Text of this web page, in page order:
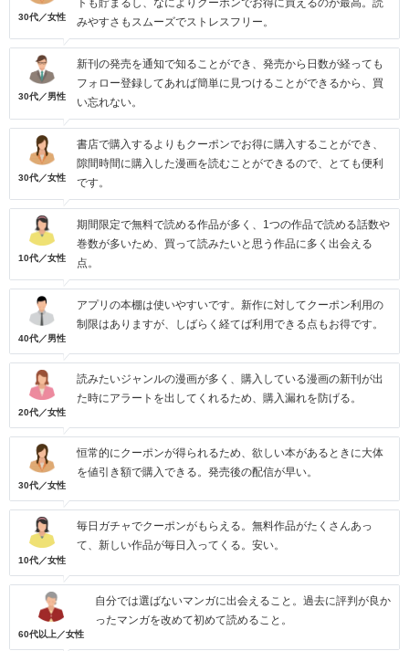
30代／女性
トも貯まるし、なによりクーポンでお得に買えるのが最高。読
みやすさもスムーズでストレスフリー。
30代／男性
新刊の発売を通知で知ることができ、発売から日数が経っても
フォロー登録してあれば簡単に見つけることができるから、買
い忘れない。
30代／女性
書店で購入するよりもクーポンでお得に購入することができ、
隙間時間に購入した漫画を読むことができるので、とても便利
です。
10代／女性
期間限定で無料で読める作品が多く、1つの作品で読める話数や
巻数が多いため、買って読みたいと思う作品に多く出会える
点。
40代／男性
アプリの本棚は使いやすいです。新作に対してクーポン利用の
制限はありますが、しばらく経てば利用できる点もお得です。
20代／女性
読みたいジャンルの漫画が多く、購入している漫画の新刊が出
た時にアラートを出してくれるため、購入漏れを防げる。
30代／女性
恒常的にクーポンが得られるため、欲しい本があるときに大体
を値引き額で購入できる。発売後の配信が早い。
10代／女性
毎日ガチャでクーポンがもらえる。無料作品がたくさんあっ
て、新しい作品が毎日入ってくる。安い。
60代以上／女性
自分では選ばないマンガに出会えること。過去に評判が良か
ったマンガを改めて初めて読めること。